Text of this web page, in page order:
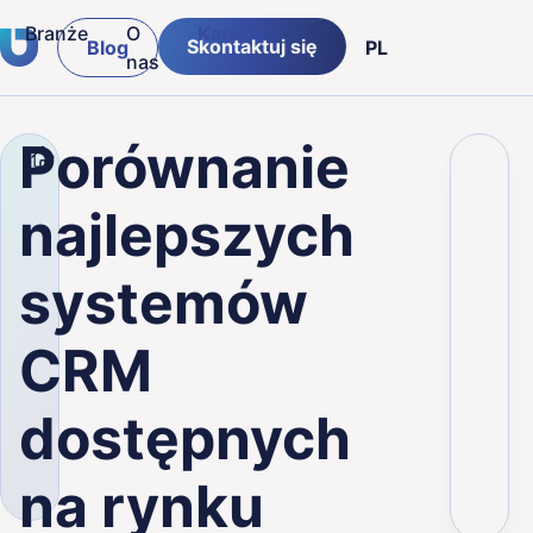
Branże
Logistics & Supply chain
Retail
Public
Manufacturing
O
nas
Kariera
Blog Skontaktuj się PL
Firma Blog Porównanie najlepszych
Porównanie
najlepszych
systemów
CRM
dostępnych
na rynku